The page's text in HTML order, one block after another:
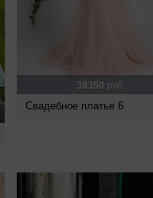
38350 руб.
Свадебное платье 6